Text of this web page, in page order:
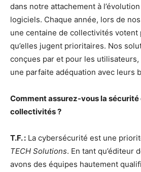
dans notre attachement à
logiciels. Chaque année, lors de
une centaine de collectivités
qu’elles jugent prioritaires. Nos
conçues par et pour les utilisateurs,
une parfaite adéquation avec leurs
Comment assurez-vous la sécurité
collectivités ?
T.F. : La cybersécurité est une
TECH Solutions. En tant qu’éditeur
avons des équipes hautement